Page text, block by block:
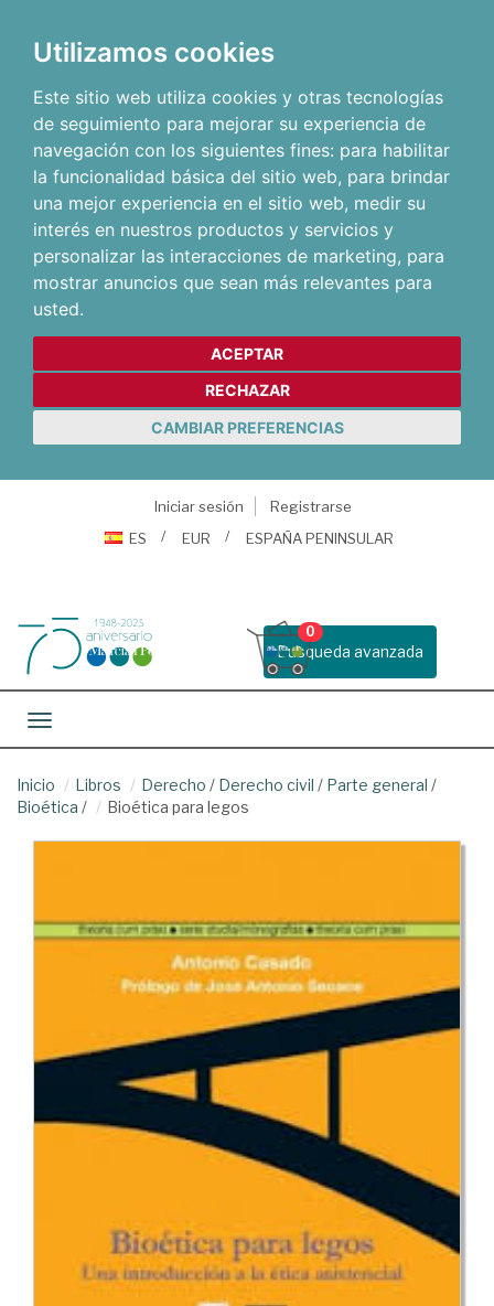
Utilizamos cookies
Este sitio web utiliza cookies y otras tecnologías
de seguimiento para mejorar su experiencia de
navegación con los siguientes fines: para habilitar
la funcionalidad básica del sitio web, para brindar
una mejor experiencia en el sitio web, medir su
interés en nuestros productos y servicios y
personalizar las interacciones de marketing, para
mostrar anuncios que sean más relevantes para
usted.
ACEPTAR
RECHAZAR
CAMBIAR PREFERENCIAS
Iniciar sesión
Registrarse
ES
EUR ESPAÑA PENINSULAR
Busqueda avanzada
0
Toggle navigation
Inicio Libros Derecho / Derecho civil / Parte general /
Bioética / Bioética para legos